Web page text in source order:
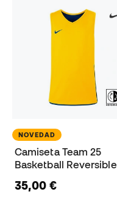
NOVEDAD
Camiseta Team 25
Basketball Reversible
35,00 €